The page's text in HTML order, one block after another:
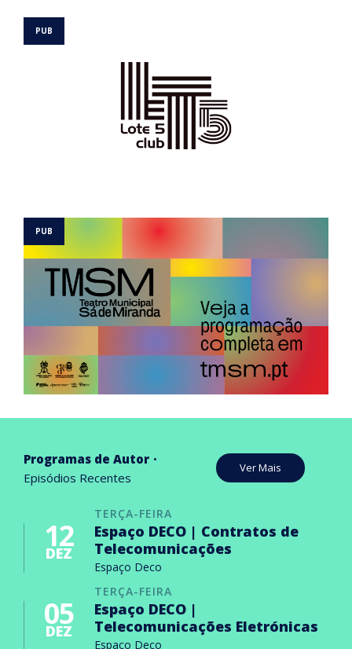
Programas de Autor
Episódios Recentes
Ver Mais
TERÇA-FEIRA
12
DEZ
Espaço DECO | Contratos de
Telecomunicações
Espaço Deco
TERÇA-FEIRA
05
DEZ
Espaço DECO |
Telecomunicações Eletrónicas
Espaço Deco